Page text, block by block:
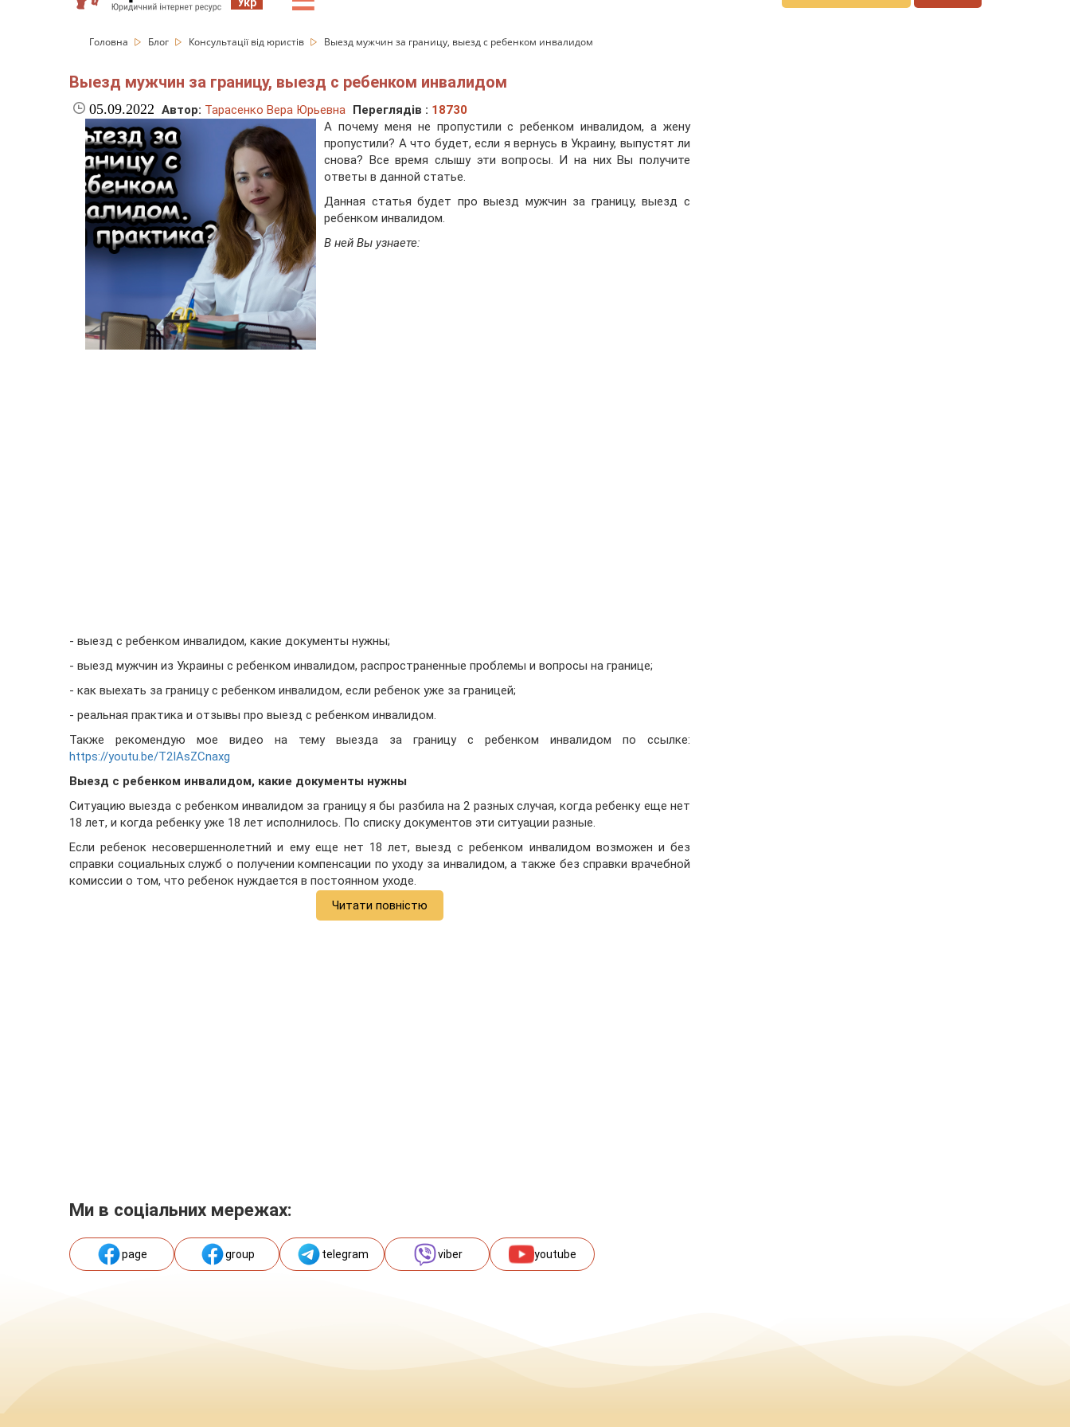
Головна Блог Консультації від юристів Выезд мужчин за границу, выезд с ребенком инвалидом
Выезд мужчин за границу, выезд с ребенком инвалидом
05.09.2022 Автор: Тарасенко Вера Юрьевна Переглядів : 18730
А почему меня не пропустили с ребенком инвалидом, а жену
пропустили? А что будет, если я вернусь в Украину, выпустят ли
снова? Все время слышу эти вопросы. И на них Вы получите
ответы в данной статье.
Данная статья будет про выезд мужчин за границу, выезд с
ребенком инвалидом.
В ней Вы узнаете:
- выезд с ребенком инвалидом, какие документы нужны;
- выезд мужчин из Украины с ребенком инвалидом, распространенные проблемы и вопросы на границе;
- как выехать за границу с ребенком инвалидом, если ребенок уже за границей;
- реальная практика и отзывы про выезд с ребенком инвалидом.
Также рекомендую мое видео на тему выезда за границу с ребенком инвалидом по ссылке:
https://youtu.be/T2IAsZCnaxg
Выезд с ребенком инвалидом, какие документы нужны
Ситуацию выезда с ребенком инвалидом за границу я бы разбила на 2 разных случая, когда ребенку еще нет
18 лет, и когда ребенку уже 18 лет исполнилось. По списку документов эти ситуации разные.
Если ребенок несовершеннолетний и ему еще нет 18 лет, выезд с ребенком инвалидом возможен и без
справки социальных служб о получении компенсации по уходу за инвалидом, а также без справки врачебной
комиссии о том, что ребенок нуждается в постоянном уходе.
Читати повністю
Ми в соціальних мережах:
page group telegram viber youtube